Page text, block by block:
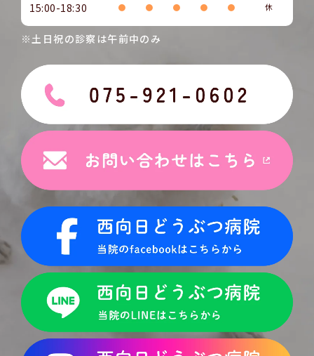
15:00-18:30 ● ● ● ● ● 休
※土日祝の診察は午前中のみ